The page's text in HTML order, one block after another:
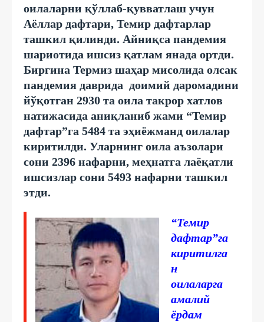
оилаларни қўллаб-қувватлаш учун
Аёллар дафтари, Темир дафтарлар
ташкил қилинди. Айниқса пандемия
шариотида ишсиз қатлам янада ортди.
Биргина Термиз шаҳар мисолида олсак
пандемия даврида доимий даромадини
йўқотган 2930 та оила такрор хатлов
натижасида аниқланиб жами “Темир
дафтар”га 5484 та эҳиёжманд оилалар
киритилди. Уларнинг оила аъзолари
сони 2396 нафарни, меҳнатга лаёқатли
ишсизлар сони 5493 нафарни ташкил
этди.
“Темир
дафтар”га
киритилга
н
оилаларга
амалий
ёрдам